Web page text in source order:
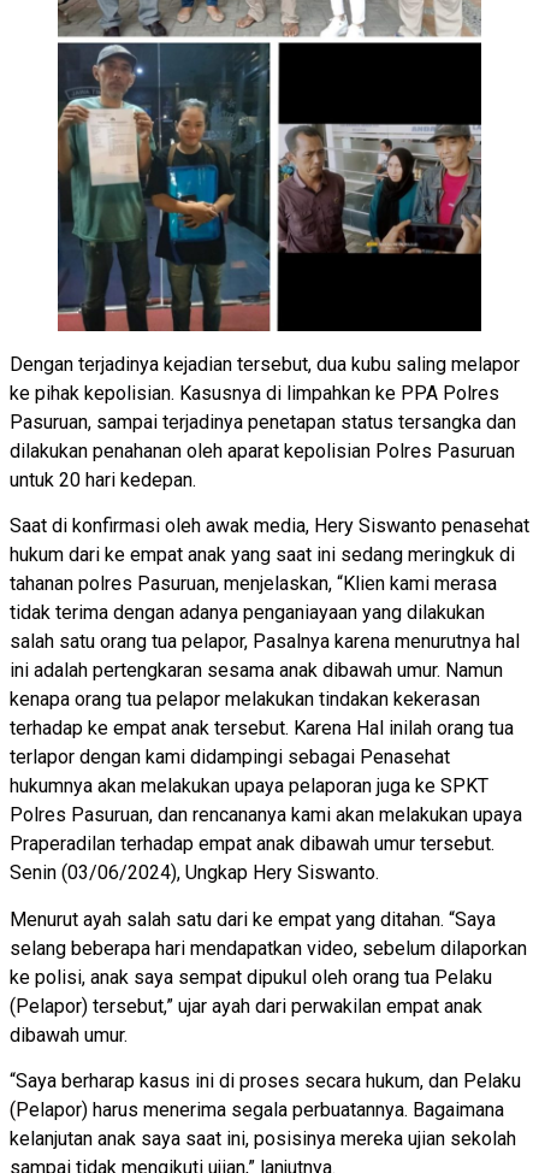
Dengan terjadinya kejadian tersebut, dua kubu saling melapor
ke pihak kepolisian. Kasusnya di limpahkan ke PPA Polres
Pasuruan, sampai terjadinya penetapan status tersangka dan
dilakukan penahanan oleh aparat kepolisian Polres Pasuruan
untuk 20 hari kedepan.
Saat di konfirmasi oleh awak media, Hery Siswanto penasehat
hukum dari ke empat anak yang saat ini sedang meringkuk di
tahanan polres Pasuruan, menjelaskan, “Klien kami merasa
tidak terima dengan adanya penganiayaan yang dilakukan
salah satu orang tua pelapor, Pasalnya karena menurutnya hal
ini adalah pertengkaran sesama anak dibawah umur. Namun
kenapa orang tua pelapor melakukan tindakan kekerasan
terhadap ke empat anak tersebut. Karena Hal inilah orang tua
terlapor dengan kami didampingi sebagai Penasehat
hukumnya akan melakukan upaya pelaporan juga ke SPKT
Polres Pasuruan, dan rencananya kami akan melakukan upaya
Praperadilan terhadap empat anak dibawah umur tersebut.
Senin (03/06/2024), Ungkap Hery Siswanto.
Menurut ayah salah satu dari ke empat yang ditahan. “Saya
selang beberapa hari mendapatkan video, sebelum dilaporkan
ke polisi, anak saya sempat dipukul oleh orang tua Pelaku
(Pelapor) tersebut,” ujar ayah dari perwakilan empat anak
dibawah umur.
“Saya berharap kasus ini di proses secara hukum, dan Pelaku
(Pelapor) harus menerima segala perbuatannya. Bagaimana
kelanjutan anak saya saat ini, posisinya mereka ujian sekolah
sampai tidak mengikuti ujian,” lanjutnya.